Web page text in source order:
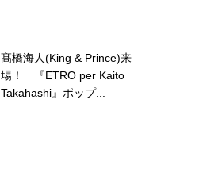
髙橋海人(King & Prince)来
場！ 『ETRO per Kaito
Takahashi』ポップ...